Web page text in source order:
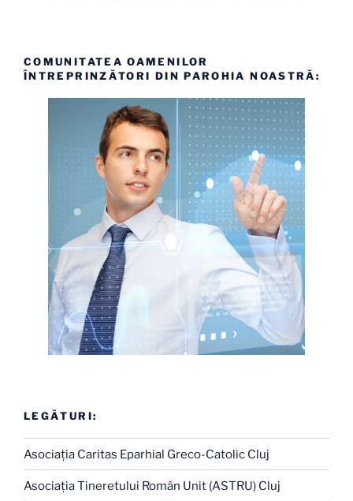
COMUNITATEA OAMENILOR
ÎNTREPRINZĂTORI DIN PAROHIA NOASTRĂ:
LEGĂTURI:
Asociaţia Caritas Eparhial Greco-Catolic Cluj
Asociaţia Tineretului Român Unit (ASTRU) Cluj